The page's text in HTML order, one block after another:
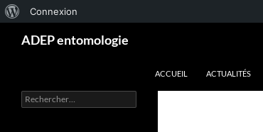
propos
Connexion
ADEP entomologie
ACCUEIL ACTUALITÉS
Rechercher :